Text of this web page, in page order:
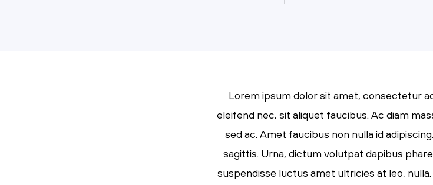
Lorem ipsum dolor sit amet, consectetur
eleifend nec, sit aliquet faucibus. Ac diam
sed ac. Amet faucibus non nulla id
sagittis. Urna, dictum volutpat dapibus
suspendisse luctus amet ultricies at leo,